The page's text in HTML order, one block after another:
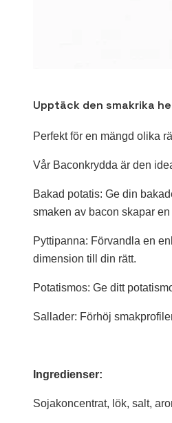
Upptäck den smakrika
Perfekt för en mängd olika
Vår Baconkrydda är den
Bakad potatis: Ge din
smaken av bacon skapar
Pyttipanna: Förvandla en
dimension till din rätt.
Potatismos: Ge ditt
Sallader: Förhöj
Ingredienser:
Sojakoncentrat, lök, salt,